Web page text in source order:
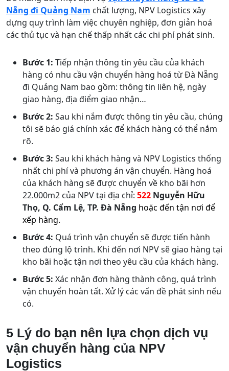
Nẵng đi Quảng Nam chất lượng, NPV Logistics xây
dựng quy trình làm việc chuyên nghiệp, đơn giản hoá
các thủ tục và hạn chế thấp nhất các chi phí phát sinh.
Bước 1: Tiếp nhận thông tin yêu cầu của khách
hàng có nhu cầu vận chuyển hàng hoá từ Đà Nẵng
đi Quảng Nam bao gồm: thông tin liên hệ, ngày
giao hàng, địa điểm giao nhận…
Bước 2: Sau khi nắm được thông tin yêu cầu, chúng
tôi sẽ báo giá chính xác để khách hàng có thể nắm
rõ.
Bước 3: Sau khi khách hàng và NPV Logistics thống
nhất chi phí và phương án vận chuyển. Hàng hoá
của khách hàng sẽ được chuyển về kho bãi hơn
22.000m2 của NPV tại địa chỉ: 522 Nguyễn Hữu
Thọ, Q. Cẩm Lệ, TP. Đà Nẵng hoặc đến tận nơi để
xếp hàng.
Bước 4: Quá trình vận chuyển sẽ được tiến hành
theo đúng lộ trình. Khi đến nơi NPV sẽ giao hàng tại
kho bãi hoặc tận nơi theo yêu cầu của khách hàng.
Bước 5: Xác nhận đơn hàng thành công, quá trình
vận chuyển hoàn tất. Xử lý các vấn đề phát sinh nếu
có.
5 Lý do bạn nên lựa chọn dịch vụ
vận chuyển hàng của NPV
Logistics